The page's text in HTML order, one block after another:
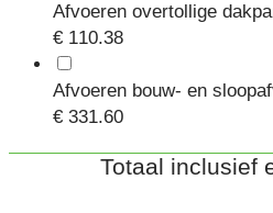
Afvoeren overtollige
€ 110.38
Afvoeren bouw- en
€ 331.60
Totaal inclusief